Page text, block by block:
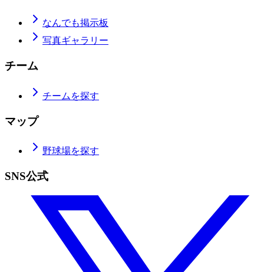
なんでも掲示板
写真ギャラリー
チーム
チームを探す
マップ
野球場を探す
SNS公式